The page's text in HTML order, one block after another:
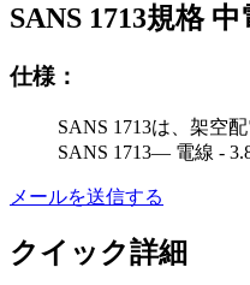
SANS 1713規格
仕様：
SANS 1713は、架空
SANS 1713— 電線 -
メールを送信する
クイック詳細